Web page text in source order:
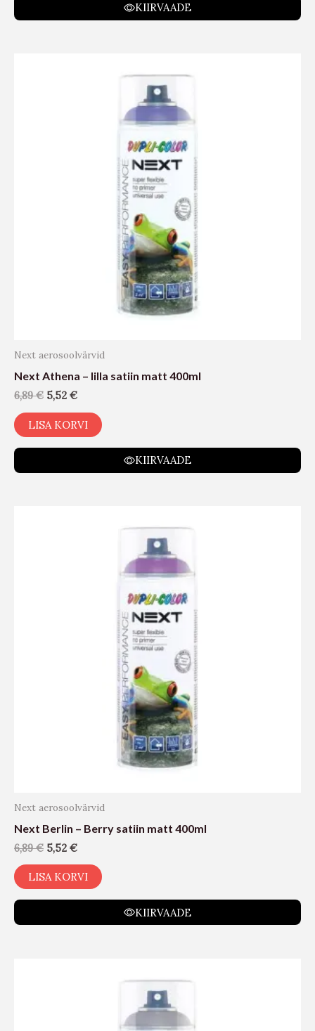
KIIRVAADE
Next aerosoolvärvid
Next Athena – lilla satiin matt 400ml
6,89€ 5,52 €
LISA KORVI
KIIRVAADE
Next aerosoolvärvid
Next Berlin – Berry satiin matt 400ml
6,89€ 5,52 €
LISA KORVI
KIIRVAADE